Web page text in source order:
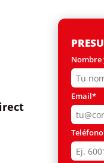
Email*